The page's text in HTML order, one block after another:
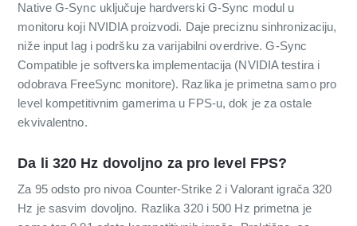
Native G-Sync uključuje hardverski G-Sync modul u
monitoru koji NVIDIA proizvodi. Daje preciznu sinhronizaciju,
niže input lag i podršku za varijabilni overdrive. G-Sync
Compatible je softverska implementacija (NVIDIA testira i
odobrava FreeSync monitore). Razlika je primetna samo pro
level kompetitivnim gamerima u FPS-u, dok je za ostale
ekvivalentno.
Da li 320 Hz dovoljno za pro level FPS?
Za 95 odsto pro nivoa Counter-Strike 2 i Valorant igrača 320
Hz je sasvim dovoljno. Razlika 320 i 500 Hz primetna je